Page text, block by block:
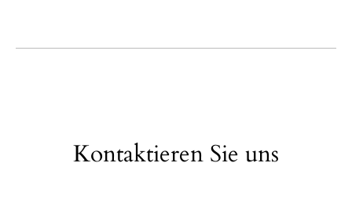
Kontaktieren Sie uns